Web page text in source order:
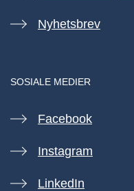
Nyhetsbrev
SOSIALE MEDIER
Facebook
Instagram
LinkedIn